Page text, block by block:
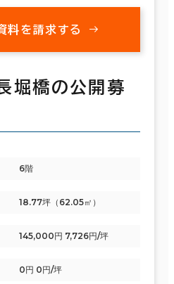
料を請求する
堀橋の公開募
6階
18.77坪（62.05㎡）
145,000円 7,726円/坪
0円 0円/坪